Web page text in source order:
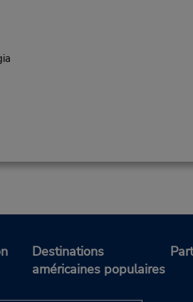
Destinations
américaines populaires